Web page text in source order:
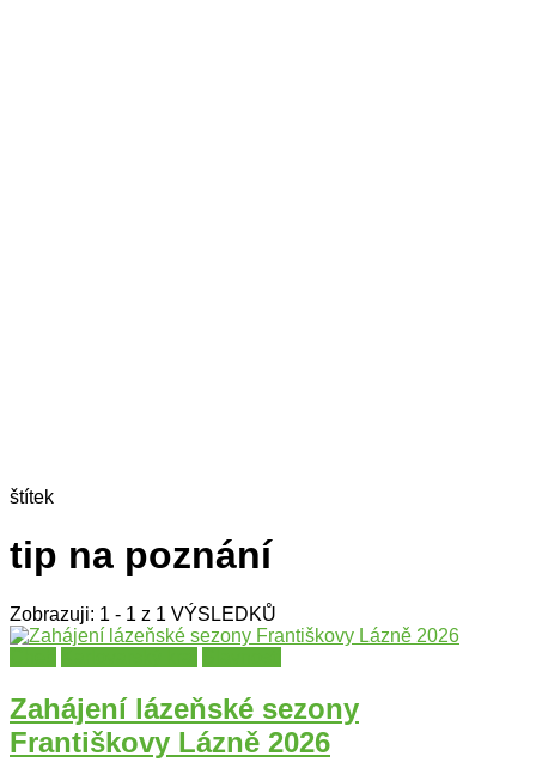
štítek
tip na poznání
Zobrazuji: 1 - 1 z 1 VÝSLEDKŮ
Zahájení lázeňské sezony
Františkovy Lázně 2026